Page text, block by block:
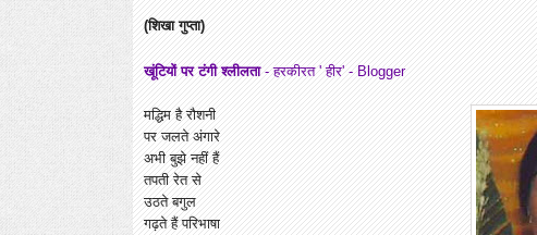
(शिखा गुप्ता)
खूंटियों पर टंगी श्लीलता- हरकीरत ' हीर' - Blogger
मद्धिम है रौशनी
पर जलते अंगारे
अभी बुझे नहीं हैं
तपती रेत से
उठते बगुल
गढ़ते हैं परिभाषा